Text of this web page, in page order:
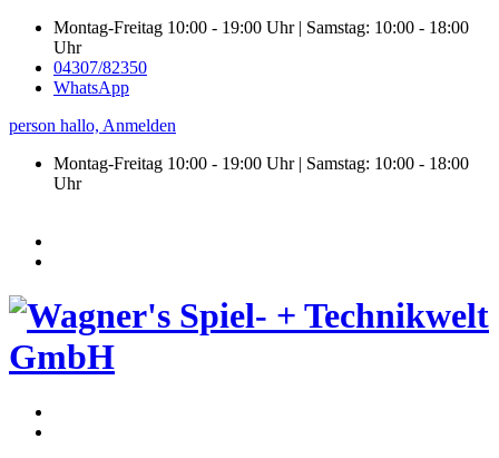
Montag-Freitag 10:00 - 19:00 Uhr | Samstag: 10:00 - 18:00
Uhr
04307/82350
WhatsApp
person hallo, Anmelden
Montag-Freitag 10:00 - 19:00 Uhr | Samstag: 10:00 - 18:00
Uhr